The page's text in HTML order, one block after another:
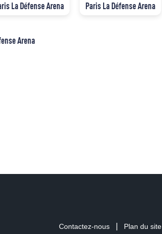
La Défense Arena
Paris La Défense Arena
Arena
Contactez-nous Plan du site